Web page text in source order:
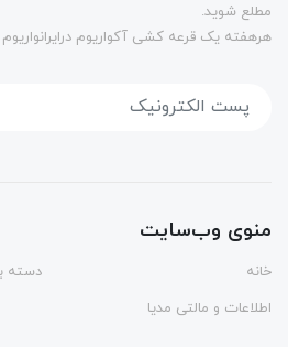
مطلع شوید.
هرهفته یک قرعه کشی آکواریوم درایرانواریوم
منوی وب‌سایت
خانه
دسته
اطلاعات و مالتی مدیا